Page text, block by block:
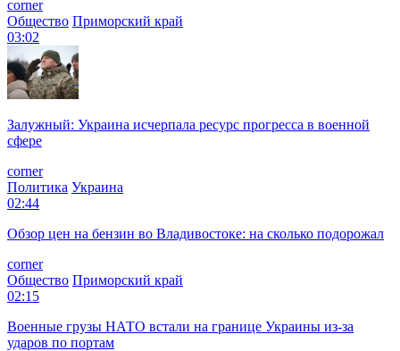
corner
Общество Приморский край
03:02
Залужный: Украина исчерпала ресурс прогресса в военной
сфере
corner
Политика Украина
02:44
Обзор цен на бензин во Владивостоке: на сколько подорожал
corner
Общество Приморский край
02:15
Военные грузы НАТО встали на границе Украины из-за
ударов по портам